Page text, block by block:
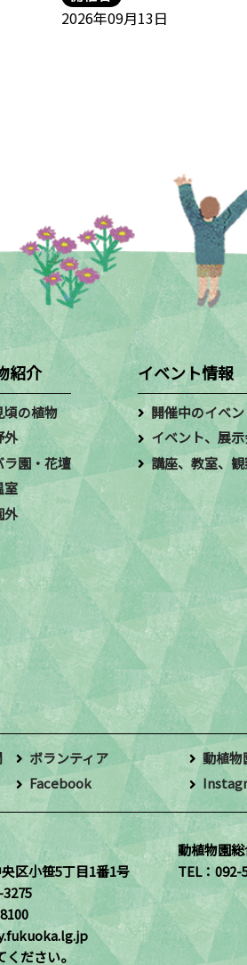
2026年09月13日
紹介
頃の植物
外
ラ園・花壇
室
外
イベント情報
開催中のイベ
イベント、展
講座、教室、
ボランティア
動植物
Facebook
区小笹5丁目1番1号
ください。
動植物園
TEL：092-